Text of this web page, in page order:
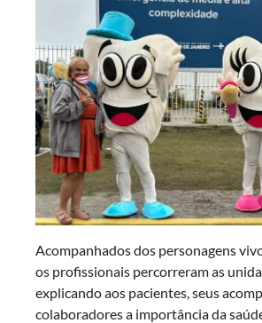
Acompanhados dos personagens
os profissionais percorreram as
explicando aos pacientes, seus
colaboradores a importância da